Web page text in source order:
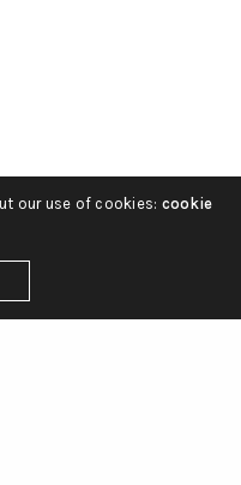
our use of cookies: cookie